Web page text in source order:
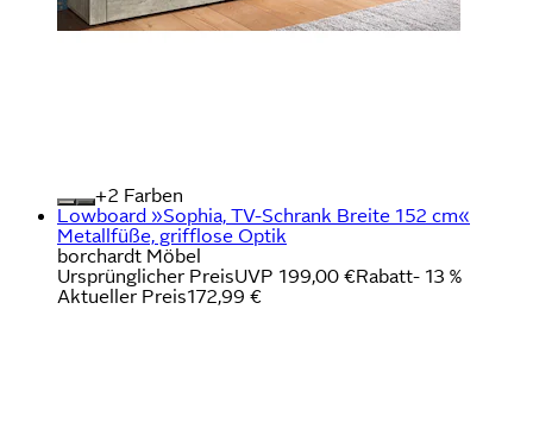
+
Farben
Lowboard »Sophia, TV-Schrank Breite 152 cm«
Metallfüße, grifflose Optik
borchardt Möbel
Ursprünglicher PreisUVP 199,00 €Rabatt- 13 %
Aktueller Preis172,99 €